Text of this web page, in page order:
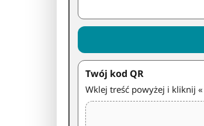
Twój kod QR
Wklej treść powyżej i kliknij